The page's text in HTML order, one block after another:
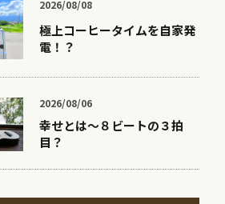
2026/08/08
極上コーヒータイムを自家発
電！？
2026/08/06
幸せとは〜８ビートの３拍
目？